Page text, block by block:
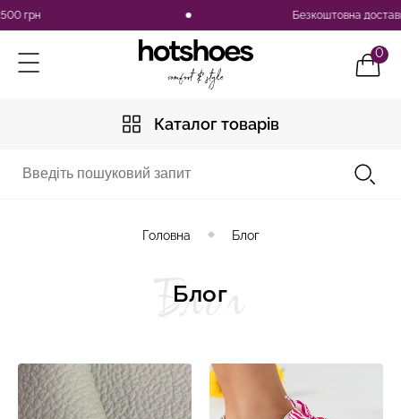
грн Безкоштовна доставка
0
Каталог товарів
Головна Блог
Блог
Блог